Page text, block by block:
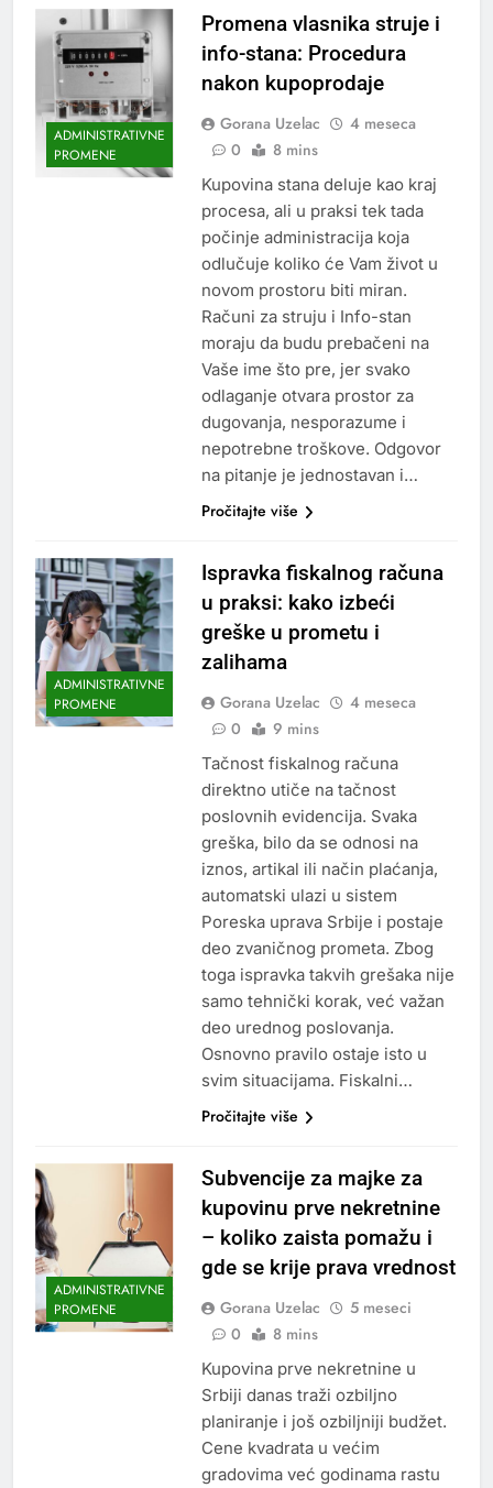
ADMINISTRATIVNE
PROMENE
Promena vlasnika struje i
info-stana: Procedura
nakon kupoprodaje
Gorana Uzelac
4 meseca
0
8 mins
Kupovina stana deluje kao kraj
procesa, ali u praksi tek tada
počinje administracija koja
odlučuje koliko će Vam život u
novom prostoru biti miran.
Računi za struju i Info-stan
moraju da budu prebačeni na
Vaše ime što pre, jer svako
odlaganje otvara prostor za
dugovanja, nesporazume i
nepotrebne troškove. Odgovor
na pitanje je jednostavan i…
Pročitajte više
ADMINISTRATIVNE
PROMENE
Ispravka fiskalnog računa
u praksi: kako izbeći
greške u prometu i
zalihama
Gorana Uzelac
4 meseca
0
9 mins
Tačnost fiskalnog računa
direktno utiče na tačnost
poslovnih evidencija. Svaka
greška, bilo da se odnosi na
iznos, artikal ili način plaćanja,
automatski ulazi u sistem
Poreska uprava Srbije i postaje
deo zvaničnog prometa. Zbog
toga ispravka takvih grešaka nije
samo tehnički korak, već važan
deo urednog poslovanja.
Osnovno pravilo ostaje isto u
svim situacijama. Fiskalni…
Pročitajte više
ADMINISTRATIVNE
PROMENE
Subvencije za majke za
kupovinu prve nekretnine
– koliko zaista pomažu i
gde se krije prava vrednost
Gorana Uzelac
5 meseci
0
8 mins
Kupovina prve nekretnine u
Srbiji danas traži ozbiljno
planiranje i još ozbiljniji budžet.
Cene kvadrata u većim
gradovima već godinama rastu